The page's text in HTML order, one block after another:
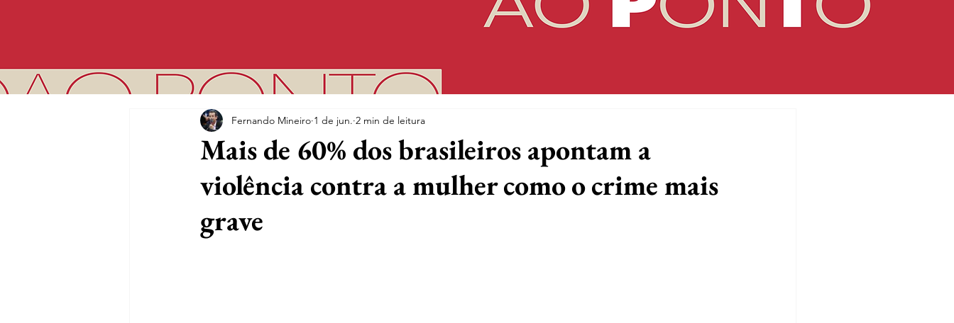
Mais de 60% dos brasileiros apontam a
violência contra a mulher como o crime mais
grave
Fernando Mineiro 1 de jun. 2 min de leitura